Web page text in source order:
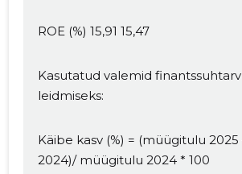
ROE (%) 15,91 15,47
Kasutatud valemid
leidmiseks:
Käibe kasv (%) = (müügitulu
2024)/ müügitulu 2024 * 100